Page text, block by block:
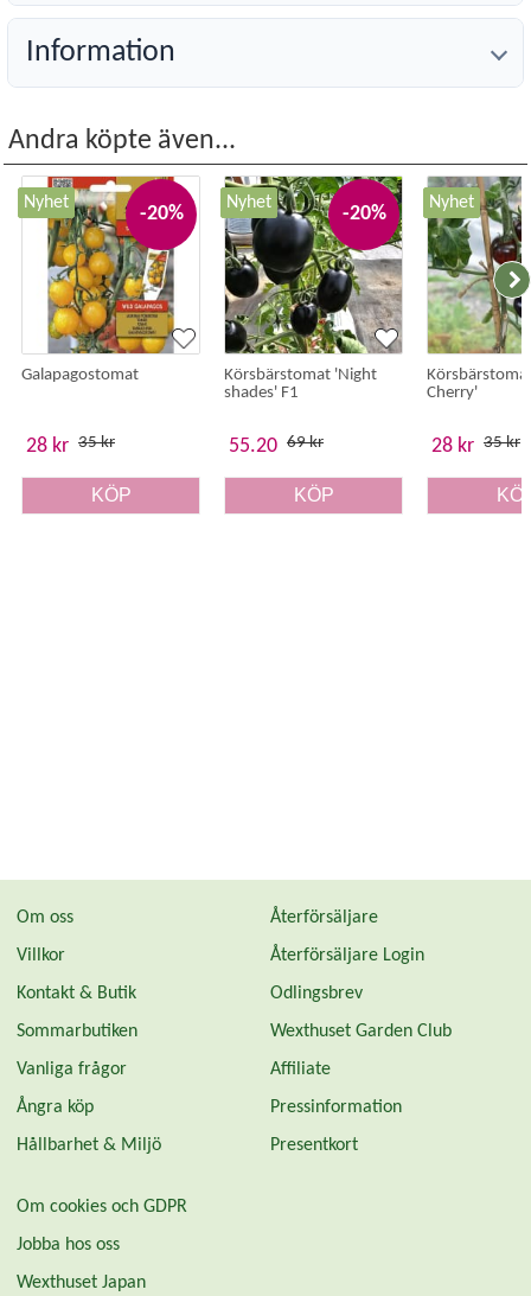
Information
Andra köpte även...
-20%
Nyhet
Galapagostomat
28 kr 35 kr
KÖP
-20%
Nyhet
Körsbärstomat 'Night
shades' F1
55.20 69 kr
KÖP
Nyhet
Cherry'
28 kr 35 kr
Om oss
Villkor
Kontakt & Butik
Sommarbutiken
Vanliga frågor
Ångra köp
Hållbarhet & Miljö
Återförsäljare
Återförsäljare Login
Odlingsbrev
Wexthuset Garden Club
Affiliate
Pressinformation
Presentkort
Om cookies och GDPR
Jobba hos oss
Wexthuset Japan